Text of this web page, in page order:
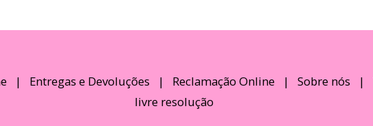
| Entregas e Devoluções | Reclamação Online| Sobre nós |
livre resolução